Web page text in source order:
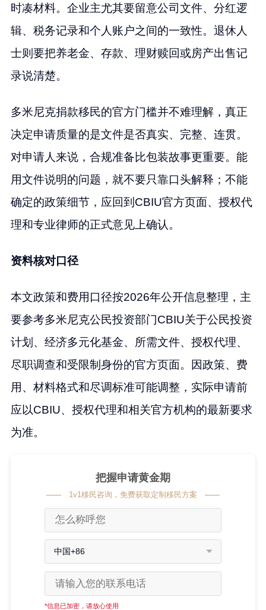
时凑材料。企业主尤其要留意公司文件、分红逻
辑、税务记录和个人账户之间的一致性。退休人
士则要把养老金、存款、理财赎回或房产出售记
录说清楚。
多米尼克捐款移民的官方门槛并不难理解，真正
决定申请质量的是文件是否真实、完整、连贯。
对申请人来说，合规准备比包装故事更重要。能
用文件说明的问题，就不要只靠口头解释；不能
确定的政策细节，应回到CBIU官方页面、授权代
理和专业律师的正式意见上确认。
资料核对口径
本文政策和费用口径按2026年公开信息整理，主
要参考多米尼克公民投资部门CBIU关于公民投资
计划、经济多元化基金、所需文件、授权代理、
尽职调查和受限制身份的官方页面。因政策、费
用、材料格式和尽调标准可能调整，实际申请前
应以CBIU、授权代理和相关官方机构的最新要求
为准。
把握申请黄金期
1v1移民咨询，免费获取定制移民方案
中国+86
*信息已加密，请放心使用